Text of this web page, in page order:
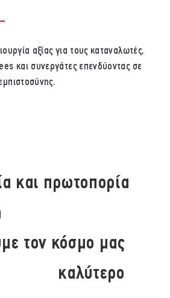
αξίας για τους καταναλωτές,
και συνεργάτες επενδύοντας σε
και πρωτοπορία
τον κόσμο μας
καλύτερο